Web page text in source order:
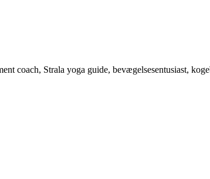
coach, Strala yoga guide, bevægelsesentusiast,